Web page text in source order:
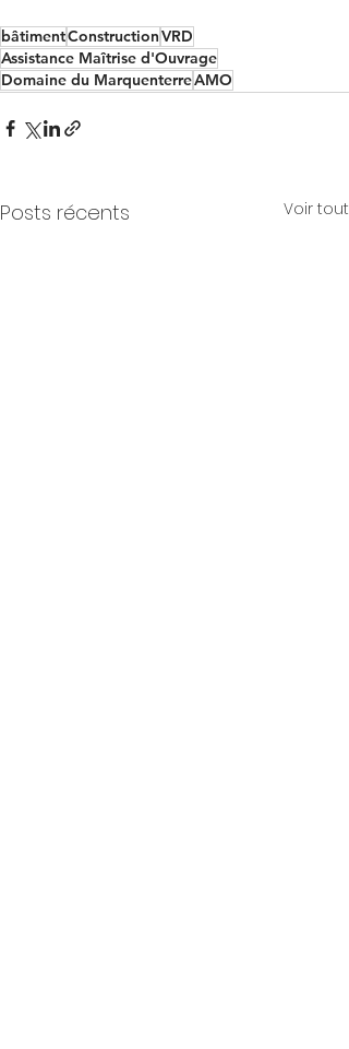
bâtimentConstructionVRD
Assistance Maîtrise d'Ouvrage
Domaine du MarquenterreAMO
Posts récents Voir tout